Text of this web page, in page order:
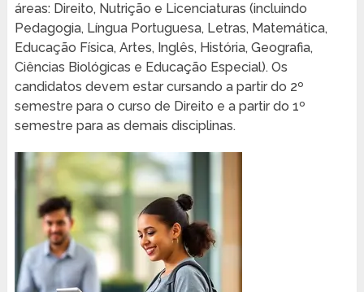
áreas: Direito, Nutrição e Licenciaturas (incluindo
Pedagogia, Língua Portuguesa, Letras, Matemática,
Educação Física, Artes, Inglês, História, Geografia,
Ciências Biológicas e Educação Especial). Os
candidatos devem estar cursando a partir do 2º
semestre para o curso de Direito e a partir do 1º
semestre para as demais disciplinas.